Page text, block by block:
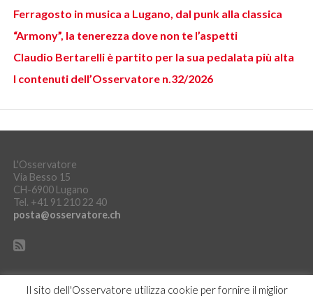
Ferragosto in musica a Lugano, dal punk alla classica
“Armony”, la tenerezza dove non te l’aspetti
Claudio Bertarelli è partito per la sua pedalata più alta
I contenuti dell’Osservatore n.32/2026
L'Osservatore
Via Besso 15
CH-6900 Lugano
Tel. +41 91 210 22 40
posta@osservatore.ch
Il sito dell'Osservatore utilizza cookie per fornire il miglior